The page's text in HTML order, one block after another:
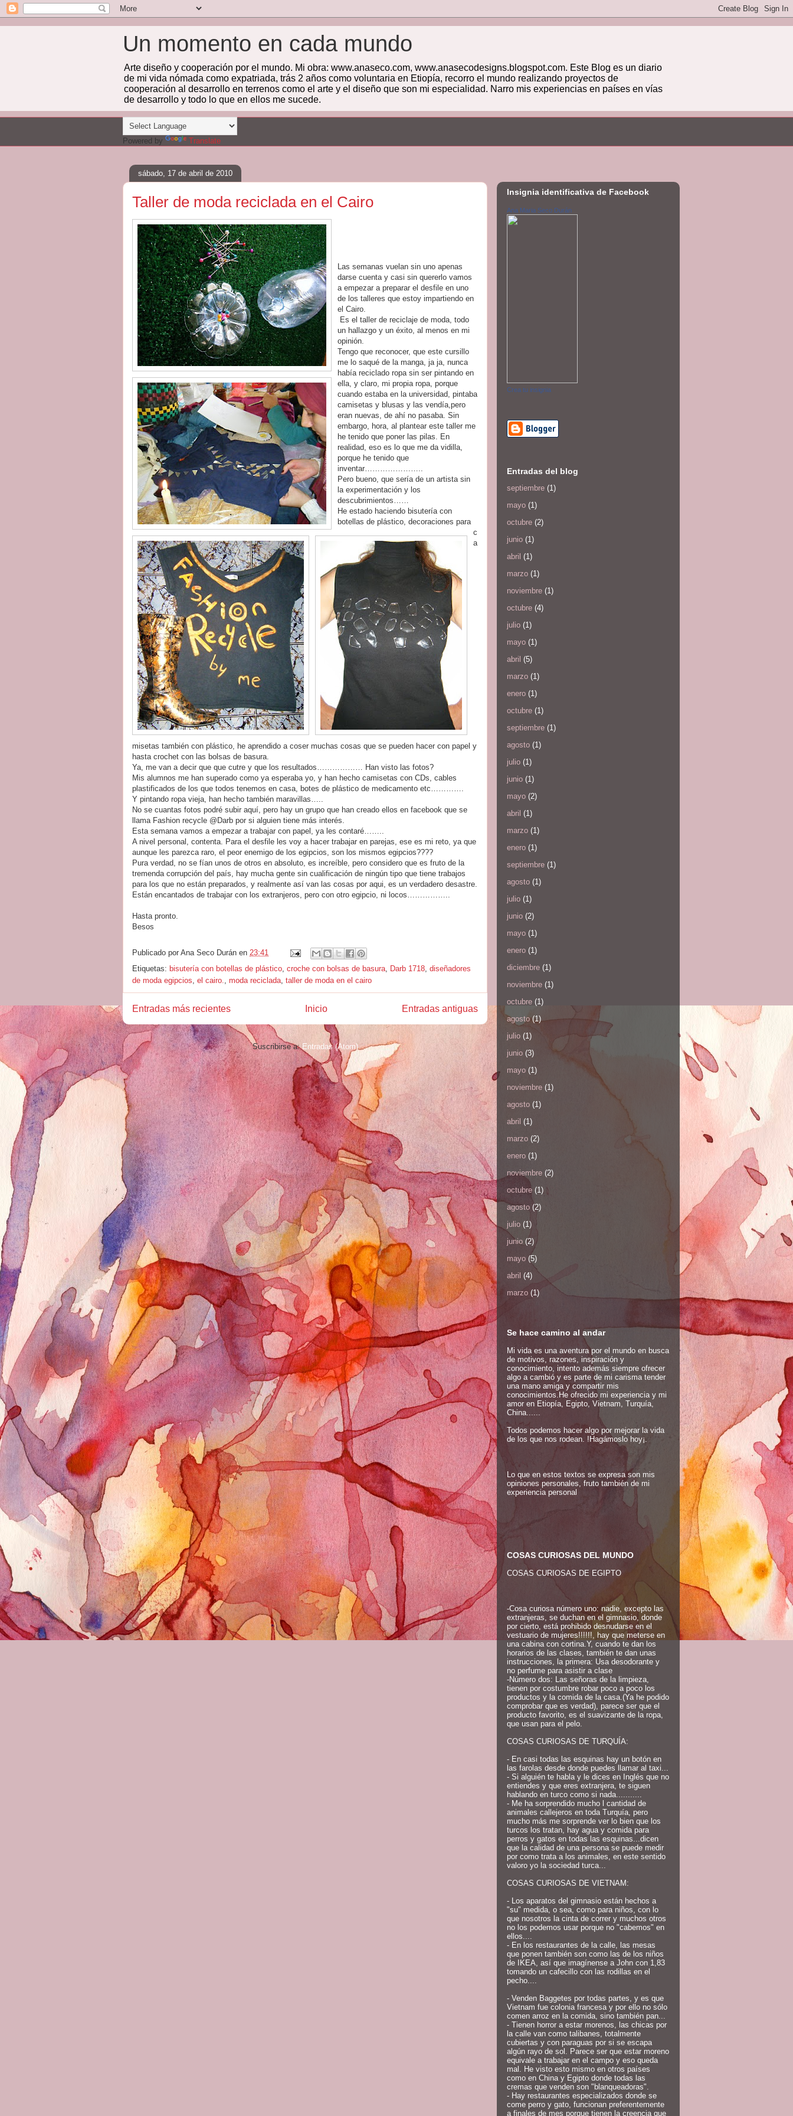
Un momento en cada mundo
Arte diseño y cooperación por el mundo. Mi obra: www.anaseco.com, www.anasecodesigns.blogspot.com. Este Blog es un diario
de mi vida nómada como expatriada, trás 2 años como voluntaria en Etiopía, recorro el mundo realizando proyectos de
cooperación al desarrollo en terrenos como el arte y el diseño que son mi especialidad. Narro mis experiencias en países en vías
de desarrollo y todo lo que en ellos me sucede.
Powered by Translate
sábado, 17 de abril de 2010
Taller de moda reciclada en el Cairo
Las semanas vuelan sin uno apenas
darse cuenta y casi sin quererlo vamos
a empezar a preparar el desfile en uno
de los talleres que estoy impartiendo en
el Cairo.
Es el taller de reciclaje de moda, todo
un hallazgo y un éxito, al menos en mi
opinión.
Tengo que reconocer, que este cursillo
me lo saqué de la manga, ja ja, nunca
había reciclado ropa sin ser pintando en
ella, y claro, mi propia ropa, porque
cuando estaba en la universidad, pintaba
camisetas y blusas y las vendía,pero
eran nuevas, de ahí no pasaba. Sin
embargo, hora, al plantear este taller me
he tenido que poner las pilas. En
realidad, eso es lo que me da vidilla,
porque he tenido que
inventar…………………..
Pero bueno, que sería de un artista sin
la experimentación y los
descubrimientos……
He estado haciendo bisutería con
botellas de plástico, decoraciones para
c
a
misetas también con plástico, he aprendido a coser muchas cosas que se pueden hacer con papel y
hasta crochet con las bolsas de basura.
Ya, me van a decir que que cutre y que los resultados……………… Han visto las fotos?
Mis alumnos me han superado como ya esperaba yo, y han hecho camisetas con CDs, cables
plastificados de los que todos tenemos en casa, botes de plástico de medicamento etc………….
Y pintando ropa vieja, han hecho también maravillas…..
No se cuantas fotos podré subir aquí, pero hay un grupo que han creado ellos en facebook que se
llama Fashion recycle @Darb por si alguien tiene más interés.
Esta semana vamos a empezar a trabajar con papel, ya les contaré……..
A nivel personal, contenta. Para el desfile les voy a hacer trabajar en parejas, ese es mi reto, ya que
aunque les parezca raro, el peor enemigo de los egipcios, son los mismos egipcios????
Pura verdad, no se fían unos de otros en absoluto, es increíble, pero considero que es fruto de la
tremenda corrupción del país, hay mucha gente sin cualificación de ningún tipo que tiene trabajos
para los que no están preparados, y realmente así van las cosas por aqui, es un verdadero desastre.
Están encantados de trabajar con los extranjeros, pero con otro egipcio, ni locos……………..
Hasta pronto.
Besos
Publicado por Ana Seco Durán en 23:41
Etiquetas: bisutería con botellas de plástico, croche con bolsas de basura, Darb 1718, diseñadores
de moda egipcios, el cairo., moda reciclada, taller de moda en el cairo
Entradas más recientes Entradas antiguas
Inicio
Suscribirse a:Entradas (Atom)
Insignia identificativa de Facebook
Ana Maria Seco Durán
Crea tu insignia
Entradas del blog
septiembre (1)
mayo (1)
octubre (2)
junio (1)
abril (1)
marzo (1)
noviembre (1)
octubre (4)
julio (1)
mayo (1)
abril (5)
marzo (1)
enero (1)
octubre (1)
septiembre (1)
agosto (1)
julio (1)
junio (1)
mayo (2)
abril (1)
marzo (1)
enero (1)
septiembre (1)
agosto (1)
julio (1)
junio (2)
mayo (1)
enero (1)
diciembre (1)
noviembre (1)
octubre (1)
agosto(1)
julio (1)
junio (3)
mayo (1)
noviembre (1)
agosto (1)
abril (1)
marzo (2)
enero (1)
noviembre (2)
octubre (1)
agosto (2)
julio (1)
junio (2)
mayo (5)
abril (4)
marzo (1)
Se hace camino al andar
Mi vida es una aventura por el mundo en busca
de motivos, razones, inspiración y
conocimiento, intento además siempre ofrecer
algo a cambió y es parte de mi carisma tender
una mano amiga y compartir mis
conocimientos.He ofrecido mi experiencia y mi
amor en Etiopía, Egipto, Vietnam, Turquía,
China......
Todos podemos hacer algo por mejorar la vida
de los que nos rodean. !Hagámoslo hoy¡.
Lo que en estos textos se expresa son mis
opiniones personales, fruto también de mi
experiencia personal
COSAS CURIOSAS DEL MUNDO
COSAS CURIOSAS DE EGIPTO
-Cosa curiosa número uno: nadie, excepto las
extranjeras, se duchan en el gimnasio, donde
por cierto, está prohibido desnudarse en el
vestuario de mujeres!!!!!!, hay que meterse en
una cabina con cortina.Y, cuando te dan los
horarios de las clases, también te dan unas
instrucciones, la primera: Usa desodorante y
no perfume para asistir a clase
-Número dos: Las señoras de la limpieza,
tienen por costumbre robar poco a poco los
productos y la comida de la casa.(Ya he podido
comprobar que es verdad), parece ser que el
producto favorito, es el suavizante de la ropa,
que usan para el pelo.
COSAS CURIOSAS DE TURQUÍA:
- En casi todas las esquinas hay un botón en
las farolas desde donde puedes llamar al taxi...
- Si alguién te habla y le dices en Inglés que no
entiendes y que eres extranjera, te siguen
hablando en turco como si nada...........
- Me ha sorprendido mucho l cantidad de
animales callejeros en toda Turquía, pero
mucho más me sorprende ver lo bien que los
turcos los tratan, hay agua y comida para
perros y gatos en todas las esquinas...dicen
que la calidad de una persona se puede medir
por como trata a los animales, en este sentido
valoro yo la sociedad turca...
COSAS CURIOSAS DE VIETNAM:
- Los aparatos del gimnasio están hechos a
"su" medida, o sea, como para niños, con lo
que nosotros la cinta de correr y muchos otros
no los podemos usar porque no "cabemos" en
ellos....
- En los restaurantes de la calle, las mesas
que ponen también son como las de los niños
de IKEA, así que imagínense a John con 1,83
tomando un cafecillo con las rodillas en el
pecho....
- Venden Baggetes por todas partes, y es que
Vietnam fue colonia francesa y por ello no sólo
comen arroz en la comida, sino también pan...
- Tienen horror a estar morenos, las chicas por
la calle van como talibanes, totalmente
cubiertas y con paraguas por si se escapa
algún rayo de sol. Parece ser que estar moreno
equivale a trabajar en el campo y eso queda
mal. He visto esto mismo en otros países
como en China y Egipto donde todas las
cremas que venden son "blanqueadoras".
- Hay restaurantes especializados donde se
come perro y gato, funcionan preferentemente
a finales de mes porque tienen la creencia que